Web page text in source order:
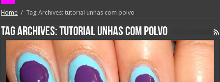
Home / Tag Archives: tutorial unhas com polvo
Tag Archives:tutorial unhas com polvo